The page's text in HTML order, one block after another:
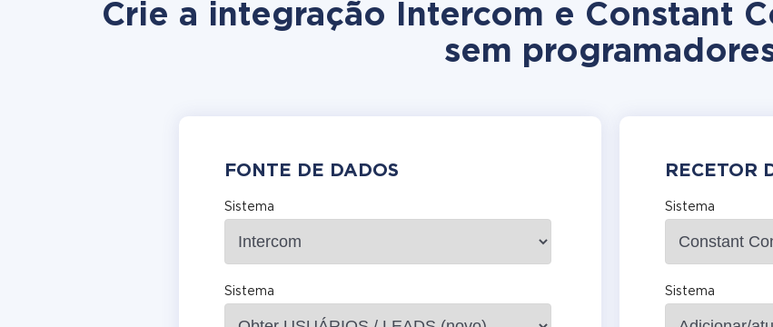
Crie a integração Intercom e Constant
sem
FONTE DE DADOS
Sistema
Sistema
RECETOR
Sistema
Sistema